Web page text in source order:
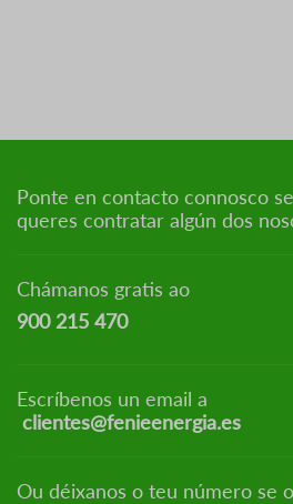
Ponte en contacto connosco
queres contratar algún dos
Chámanos gratis ao
900 215 470
Escríbenos un email a
clientes@fenieenergia.es
Ou déixanos o teu número se